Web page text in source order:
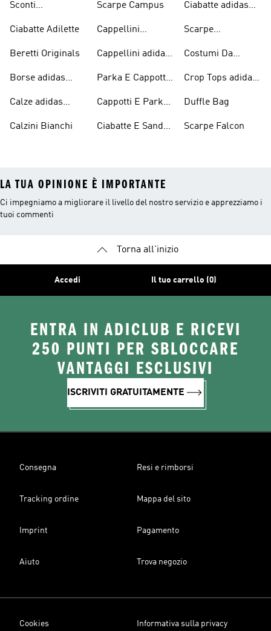
Sconti
adidas Originals
Ciabatte Adilette
Beretti Originals
Borse adidas
Calze adidas
Calzini Bianchi
Scarpe Campus
Cappellini
Cappellini adidas
Parka E Cappotti
Cappotti E Parkas
Ciabatte E Sandali
Ciabatte adidas
Scarpe
Costumi Da
Crop Tops adidas
Duffle Bag
Scarpe Falcon
LA TUA OPINIONE È IMPORTANTE
Ci impegniamo a migliorare il livello del nostro servizio e apprezziamo i
tuoi commenti
Torna all'inizio
Accedi Il tuo carrello (0)
ENTRA IN ADICLUB E RICEVI
250 PUNTI PER SBLOCCARE
VANTAGGI ESCLUSIVI
ISCRIVITI GRATUITAMENTE
Consegna Resi e rimborsi
Tracking ordine Mappa del sito
Imprint Pagamento
Aiuto Trova negozio
Cookies Informativa sulla privacy